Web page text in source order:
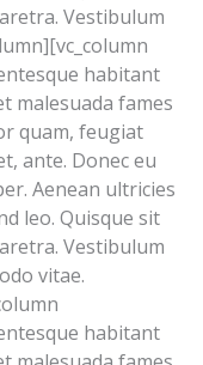
Vestibulum
habitant
malesuada fames
quam, feugiat
ante. Donec eu
Aenean ultricies
leo. Quisque sit
Vestibulum
vitae.
habitant